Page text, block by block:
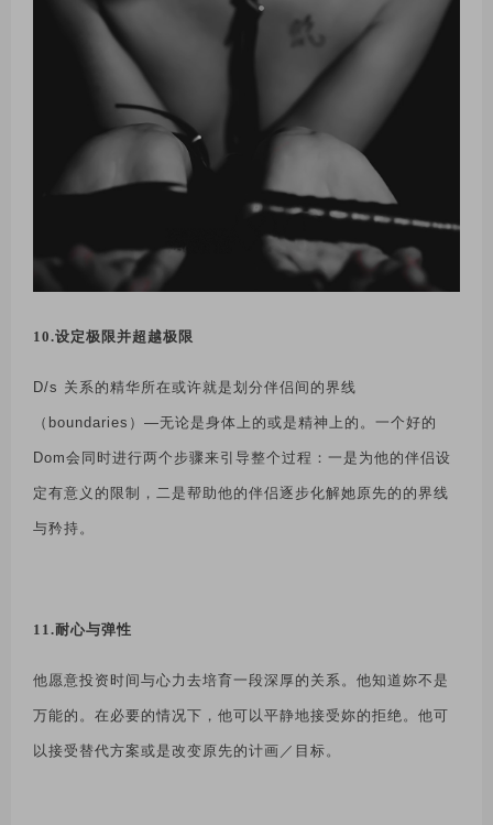
10.设定极限并超越极限
D/s 关系的精华所在或许就是划分伴侣间的界线
（ boundaries ） —无论是身体上的或是精神上的。一个好的
Dom会同时进行两个步骤来引导整个过程：一是为他的伴侣设
定有意义的限制，二是帮助他的伴侣逐步化解她原先的的界线
与矜持。
11.耐心与弹性
他愿意投资时间与心力去培育一段深厚的关系。他知道妳不是
万能的。在必要的情况下，他可以平静地接受妳的拒绝。他可
以接受替代方案或是改变原先的计画／目标。